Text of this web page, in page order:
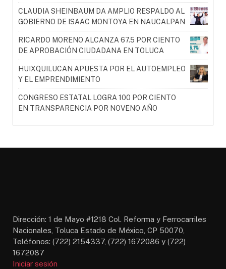
CLAUDIA SHEINBAUM DA AMPLIO RESPALDO AL
GOBIERNO DE ISAAC MONTOYA EN NAUCALPAN
RICARDO MORENO ALCANZA 67.5 POR CIENTO
DE APROBACIÓN CIUDADANA EN TOLUCA
HUIXQUILUCAN APUESTA POR EL AUTOEMPLEO
Y EL EMPRENDIMIENTO
CONGRESO ESTATAL LOGRA 100 POR CIENTO
EN TRANSPARENCIA POR NOVENO AÑO
Dirección: 1 de Mayo #1218 Col. Reforma y Ferrocarriles
Nacionales, Toluca Estado de México, CP 50070,
Teléfonos: (722) 2154337, (722) 1672086 y (722)
1672087
Iniciar sesión